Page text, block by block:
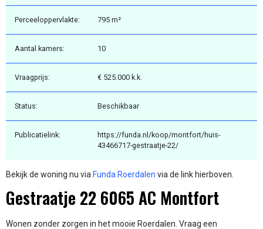
Perceeloppervlakte: 795 m²
Aantal kamers: 10
Vraagprijs: € 525.000 k.k.
Status: Beschikbaar
Publicatielink:
https://funda.nl/koop/montfort/huis-
43466717-gestraatje-22/
Bekijk de woning nu via Funda Roerdalen via de link hierboven.
Gestraatje 22 6065 AC Montfort
Wonen zonder zorgen in het mooie Roerdalen. Vraag een